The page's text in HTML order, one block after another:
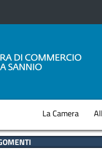
La Camera